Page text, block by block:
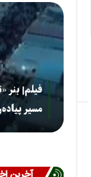
فیلم| بنر
مسیر